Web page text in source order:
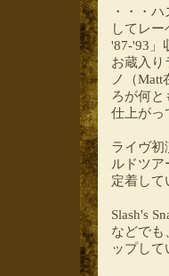
・・・
してレ
'87-'93」
お蔵入り
ノ（
ろが何と
仕上がっ
ライヴ初
ルドツア
定着して
Slash's
などでも
ップして